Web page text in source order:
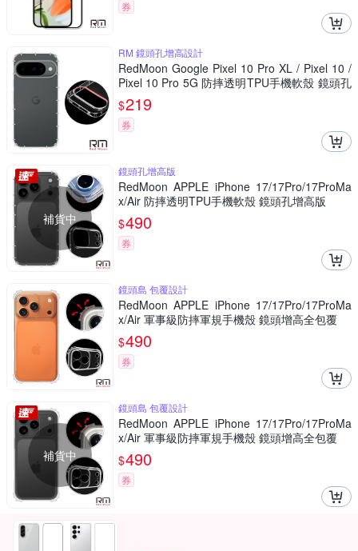
券
RM 鏡頭孔增高設計
RedMoon Google Pixel 10 Pro XL / Pixel 10 /
Pixel 10 Pro 5G 防摔透明TPU手機軟殼 鏡頭孔
增高版
$219
券
補貨中
鏡頭孔增高版
RedMoon APPLE iPhone 17/17Pro/17ProMa
x/Air 防摔透明TPU手機軟殼 鏡頭孔增高版
$490
券
鏡頭島 包覆設計
RedMoon APPLE iPhone 17/17Pro/17ProMa
x/Air 軍事級防摔軍規手機殼 鏡頭增高全包覆
$490
券
補貨中
鏡頭島 包覆設計
RedMoon APPLE iPhone 17/17Pro/17ProMa
x/Air 軍事級防摔軍規手機殼 鏡頭增高全包覆
$490
券